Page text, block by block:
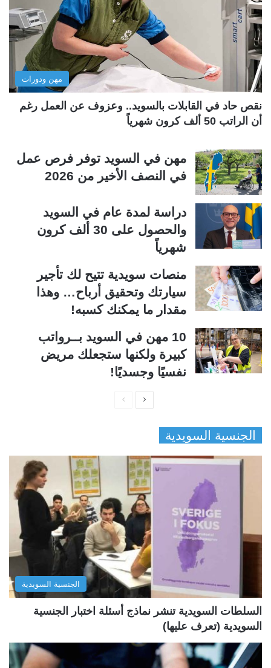
ل
س
ا
ب
ل
ت
ل
مهن ودورات
نقص حاد في القابلات بالسويد.. وعزوف عن العمل رغم
أن الراتب 50 ألف كرون شهرياً
مهن في السويد توفر فرص عمل
في النصف الأخير من 2026
دراسة لمدة عام في السويد
والحصول على 30 ألف كرون
شهرياً
منصات سويدية تتيح لك تأجير
سيارتك وتحقيق أرباح… وهذا
مقدار ما يمكنك كسبه!
10 مهن في السويد بــرواتب
كبيرة ولكنها ستجعلك مريض
نفسيًا وجسديًا!
ا
س
ا
ب
ق
ة
ح
ة
ا
ل
ا
ل
ي
الجنسية السويدية
الجنسية السويدية
السلطات السويدية تنشر نماذج أسئلة اختبار الجنسية
السويدية (تعرف عليها)